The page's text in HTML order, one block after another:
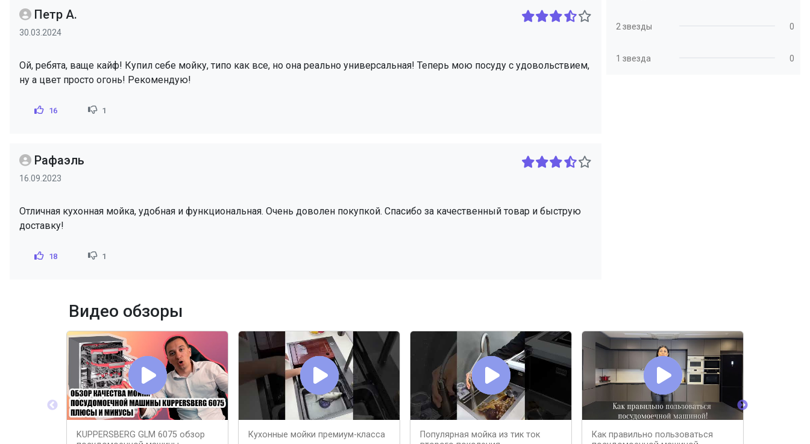
Петр А.
30.03.2024
Ой, ребята, ваще кайф! Купил себе мойку, типо как все, но она реально универсальная! Теперь мою посуду с удовольствием,
ну а цвет просто огонь! Рекомендую!
16 1
Рафаэль
16.09.2023
Отличная кухонная мойка, удобная и функциональная. Очень доволен покупкой. Спасибо за качественный товар и быструю
доставку!
18 1
2 звезды 0
1 звезда 0
Видео обзоры
KUPPERSBERG GLM 6075 обзор
Кухонные мойки премиум-класса
Популярная мойка из тик ток
Как правильно пользоваться